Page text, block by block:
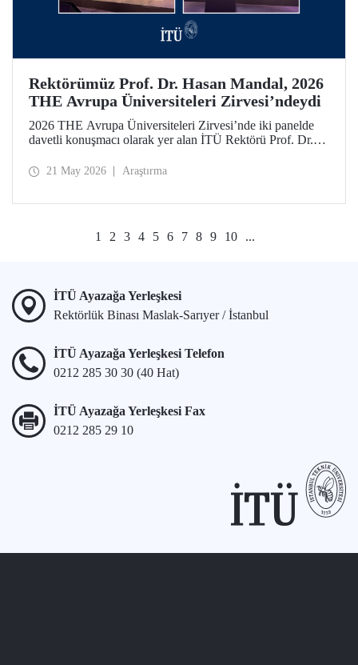
Rektörümüz Prof. Dr. Hasan Mandal, 2026
THE Avrupa Üniversiteleri Zirvesi’ndeydi
2026 THE Avrupa Üniversiteleri Zirvesi’nde iki panelde
davetli konuşmacı olarak yer alan İTÜ Rektörü Prof. Dr.
katıldığı toplantıda uluslararası araştırma ve iş birliği
21 May 2026 Araştırma
1 2 3 4 5 6 7 8 9 10 ...
İTÜ Ayazağa Yerleşkesi
Rektörlük Binası Maslak-Sarıyer / İstanbul
İTÜ Ayazağa Yerleşkesi Telefon
0212 285 30 30 (40 Hat)
İTÜ Ayazağa Yerleşkesi Fax
0212 285 29 10